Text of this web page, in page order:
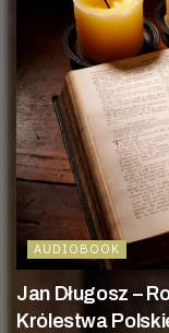
AUDIOBOOK
Jan Długosz –
Królestwa